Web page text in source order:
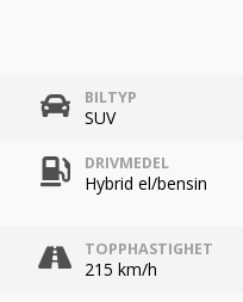
BILTYP
SUV
DRIVMEDEL
Hybrid el/bensin
TOPPHASTIGHET
215 km/h